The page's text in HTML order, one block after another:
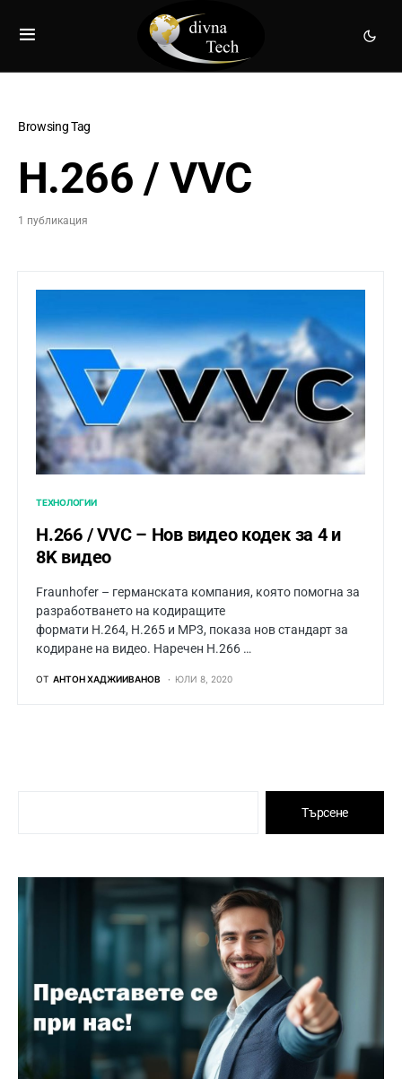
Browsing Tag
H.266 / VVC
1 публикация
ТЕХНОЛОГИИ
H.266 / VVC – Нов видео кодек за 4 и
8K видео
Fraunhofer – германската компания, която помогна за
разработването на кодиращите
формати H.264, H.265 и MP3, показа нов стандарт за
кодиране на видео. Наречен H.266 …
ОТ АНТОН ХАДЖИИВАНОВ ЮЛИ 8, 2020
Търсене